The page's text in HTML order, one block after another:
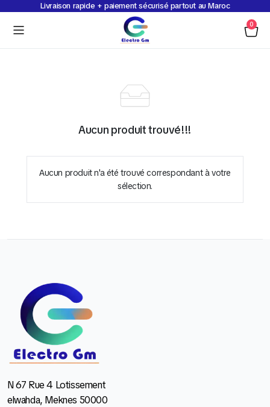
Livraison rapide + paiement sécurisé partout au Maroc
0
Aucun produit trouvé!!!
Aucun produit n'a été trouvé correspondant à votre
sélection.
N 67 Rue 4 Lotissement
elwahda, Meknes 50000